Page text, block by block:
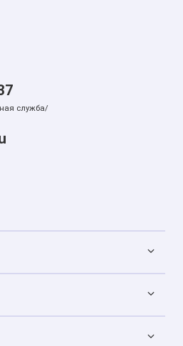
служба/